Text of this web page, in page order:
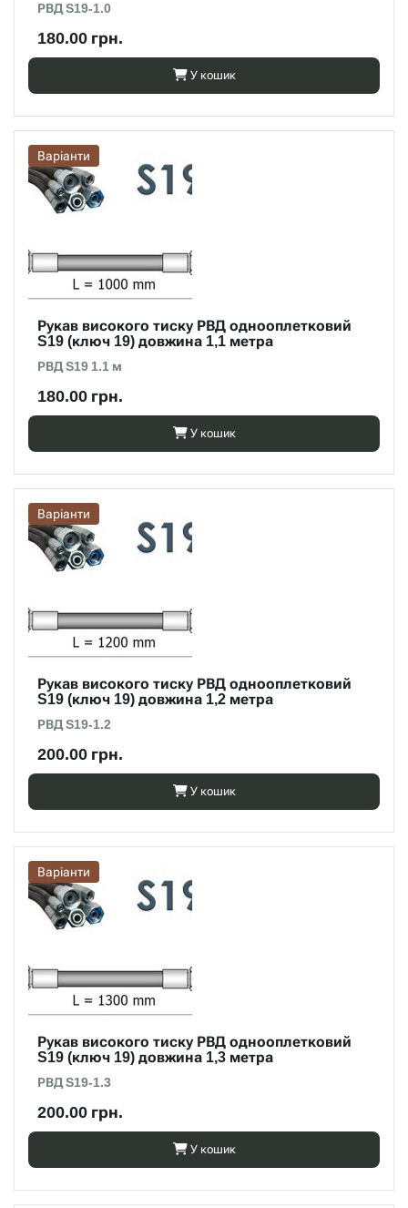
РВД S19-1.0
180.00 грн.
У кошик
Варіанти
Рукав високого тиску РВД однооплетковий
S19 (ключ 19) довжина 1,1 метра
РВД S19 1.1 м
180.00 грн.
У кошик
Варіанти
Рукав високого тиску РВД однооплетковий
S19 (ключ 19) довжина 1,2 метра
РВД S19-1.2
200.00 грн.
У кошик
Варіанти
Рукав високого тиску РВД однооплетковий
S19 (ключ 19) довжина 1,3 метра
РВД S19-1.3
200.00 грн.
У кошик